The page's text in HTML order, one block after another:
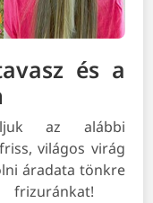
és a
az alábbi
világos virág
áradata tönkre